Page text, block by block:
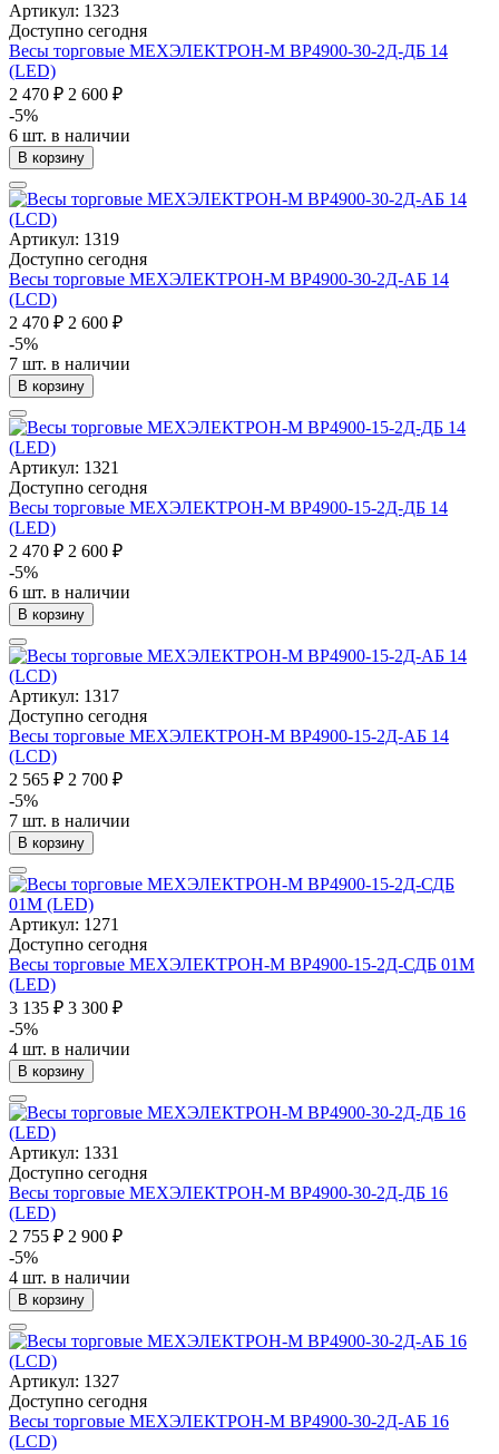
Артикул: 1323
Доступно сегодня
Весы торговые МЕХЭЛЕКТРОН-М ВР4900-30-2Д-ДБ 14
(LED)
2 470 ₽ 2 600 ₽
-5%
6 шт. в наличии
В корзину
Артикул: 1319
Доступно сегодня
Весы торговые МЕХЭЛЕКТРОН-М ВР4900-30-2Д-АБ 14
(LCD)
2 470 ₽ 2 600 ₽
-5%
7 шт. в наличии
В корзину
Артикул: 1321
Доступно сегодня
Весы торговые МЕХЭЛЕКТРОН-М ВР4900-15-2Д-ДБ 14
(LED)
2 470 ₽ 2 600 ₽
-5%
6 шт. в наличии
В корзину
Артикул: 1317
Доступно сегодня
Весы торговые МЕХЭЛЕКТРОН-М ВР4900-15-2Д-АБ 14
(LCD)
2 565 ₽ 2 700 ₽
-5%
7 шт. в наличии
В корзину
Артикул: 1271
Доступно сегодня
Весы торговые МЕХЭЛЕКТРОН-М ВР4900-15-2Д-СДБ 01М
(LED)
3 135 ₽ 3 300 ₽
-5%
4 шт. в наличии
В корзину
Артикул: 1331
Доступно сегодня
Весы торговые МЕХЭЛЕКТРОН-М ВР4900-30-2Д-ДБ 16
(LED)
2 755 ₽ 2 900 ₽
-5%
4 шт. в наличии
В корзину
Артикул: 1327
Доступно сегодня
Весы торговые МЕХЭЛЕКТРОН-М ВР4900-30-2Д-АБ 16
(LCD)